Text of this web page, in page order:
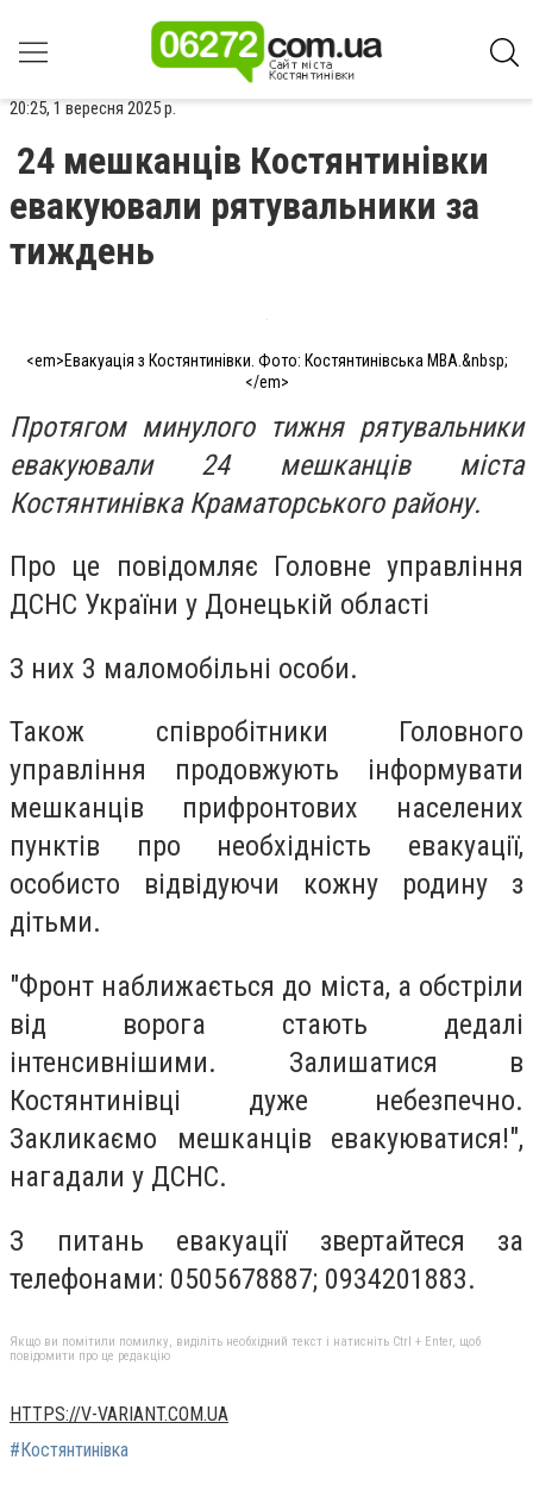
20:25, 1 вересня 2025 р.
24 мешканців Костянтинівки
евакуювали рятувальники за
тиждень
<em>Евакуація з Костянтинівки. Фото: Костянтинівська МВА.&nbsp;
</em>
Протягом минулого тижня рятувальники
евакуювали 24 мешканців міста
Костянтинівка Краматорського району.
Про це повідомляє Головне управління
ДСНС України у Донецькій області
З них 3 маломобільні особи.
Також співробітники Головного
управління продовжують інформувати
мешканців прифронтових населених
пунктів про необхідність евакуації,
особисто відвідуючи кожну родину з
дітьми.
"Фронт наближається до міста, а обстріли
від ворога стають дедалі
інтенсивнішими. Залишатися в
Костянтинівці дуже небезпечно.
Закликаємо мешканців евакуюватися!",
нагадали у ДСНС.
З питань евакуації звертайтеся за
телефонами: 0505678887; 0934201883.
Якщо ви помітили помилку, виділіть необхідний текст і натисніть Ctrl + Enter, щоб
повідомити про це редакцію
HTTPS://V-VARIANT.COM.UA
#Костянтинівка